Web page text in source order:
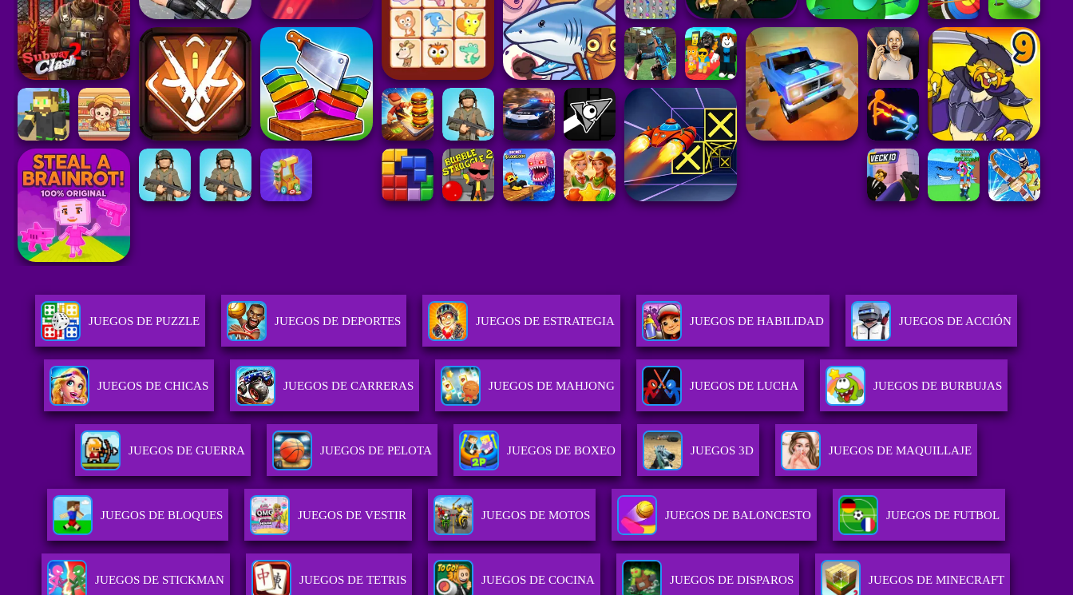
JUEGOS DE PUZZLE JUEGOS DE DEPORTES JUEGOS DE ESTRATEGIA JUEGOS DE HABILIDAD JUEGOS DE ACCIÓN
JUEGOS DE CHICAS JUEGOS DE CARRERAS JUEGOS DE MAHJONG JUEGOS DE LUCHA JUEGOS DE BURBUJAS
JUEGOS DE GUERRA JUEGOS DE PELOTA JUEGOS DE BOXEO JUEGOS 3D JUEGOS DE MAQUILLAJE
JUEGOS DE BLOQUES JUEGOS DE VESTIR JUEGOS DE MOTOS JUEGOS DE BALONCESTO JUEGOS DE FUTBOL
JUEGOS DE STICKMAN JUEGOS DE TETRIS JUEGOS DE COCINA JUEGOS DE DISPAROS JUEGOS DE MINECRAFT